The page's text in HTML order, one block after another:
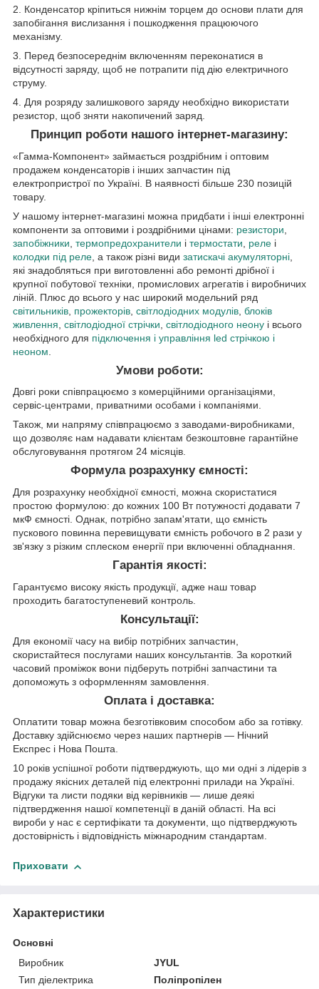
2. Конденсатор кріпиться нижнім торцем до основи плати для
запобігання вислизання і пошкодження працюючого
механізму.
3. Перед безпосереднім включенням переконатися в
відсутності заряду, щоб не потрапити під дію електричного
струму.
4. Для розряду залишкового заряду необхідно використати
резистор, щоб зняти накопичений заряд.
Принцип роботи нашого інтернет-магазину:
«Гамма-Компонент» займається роздрібним і оптовим
продажем конденсаторів і інших запчастин під
електропристрої по Україні. В наявності більше 230 позицій
товару.
У нашому інтернет-магазині можна придбати і інші електронні
компоненти за оптовими і роздрібними цінами: резистори
запобіжники термопредохранители і термостати реле і
колодки під реле , а також різні види затискачі акумуляторні
які знадобляться при виготовленні або ремонті дрібної і
крупної побутової техніки, промислових агрегатів і виробничих
ліній. Плюс до всього у нас широкий модельний ряд
світильників прожекторів світлодіодних модулів блоків
живлення світлодіодної стрічки світлодіодного неону і всього
необхідного для підключення і управління led стрічкою і
неоном
Умови роботи:
Довгі роки співпрацюємо з комерційними організаціями,
сервіс-центрами, приватними особами і компаніями.
Також, ми напряму співпрацюємо з заводами-виробниками,
що дозволяє нам надавати клієнтам безкоштовне гарантійне
обслуговування протягом 24 місяців.
Формула розрахунку ємності:
Для розрахунку необхідної ємності, можна скористатися
простою формулою: до кожних 100 Вт потужності додавати 7
мкФ ємності. Однак, потрібно запам'ятати, що ємність
пускового повинна перевищувати ємність робочого в 2 рази у
зв'язку з різким сплеском енергії при включенні обладнання.
Гарантія якості:
Гарантуємо високу якість продукції, адже наш товар
проходить багатоступеневий контроль.
Консультації:
Для економії часу на вибір потрібних запчастин,
скористайтеся послугами наших консультантів. За короткий
часовий проміжок вони підберуть потрібні запчастини та
допоможуть з оформленням замовлення.
Оплата і доставка:
Оплатити товар можна безготівковим способом або за готівку.
Доставку здійснюємо через наших партнерів — Нічний
Експрес і Нова Пошта.
10 років успішної роботи підтверджують, що ми одні з лідерів з
продажу якісних деталей під електронні прилади на Україні.
Відгуки та листи подяки від керівників — лише деякі
підтвердження нашої компетенції в даній області. На всі
вироби у нас є сертифікати та документи, що підтверджують
достовірність і відповідність міжнародним стандартам.
Приховати
Характеристики
Основні
Виробник
JYUL
Тип діелектрика
Поліпропілен